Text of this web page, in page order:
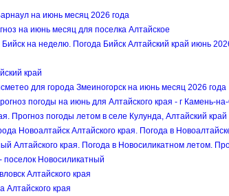
на июнь месяц 2026 года
на июнь месяц для поселка Алтайское
на неделю. Погода Бийск Алтайский край июнь
край
для города Змеиногорск на июнь месяц 2026 года
погоды на июнь для Алтайского края - г Камень-
Прогноз погоды летом в селе Кулунда, Алтайский край
Новоалтайск Алтайского края. Погода в
Алтайского края. Погода в Новосиликатном летом.
поселок Новосиликатный
Алтайского края
Алтайского края